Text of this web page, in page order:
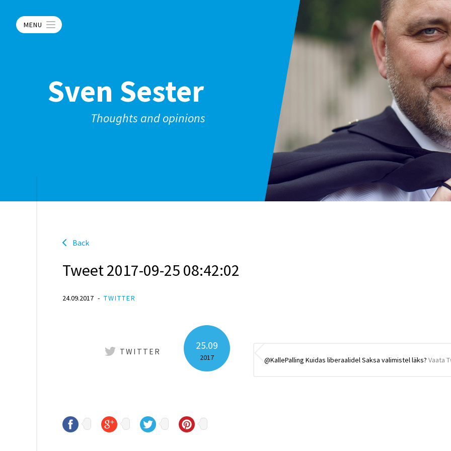
MENU
Sven Sester
Thoughts and opinions
Back
Tweet 2017-09-25 08:42:02
24.09.2017 TWITTER
TWITTER
25.09
2017 @KallePalling Kuidas liberaalidel Saksa valimistel läks? Vaata